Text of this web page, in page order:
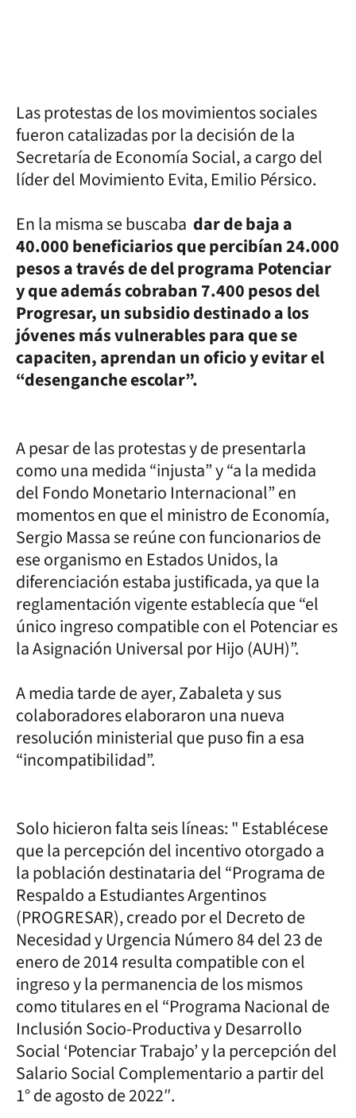
Las protestas de los movimientos sociales
fueron catalizadas por la decisión de la
Secretaría de Economía Social, a cargo del
líder del Movimiento Evita, Emilio Pérsico.
En la misma se buscaba dar de baja a
40.000 beneficiarios que percibían 24.000
pesos a través de del programa Potenciar
y que además cobraban 7.400 pesos del
Progresar, un subsidio destinado a los
jóvenes más vulnerables para que se
capaciten, aprendan un oficio y evitar el
“desenganche escolar”.
A pesar de las protestas y de presentarla
como una medida “injusta” y “a la medida
del Fondo Monetario Internacional” en
momentos en que el ministro de Economía,
Sergio Massa se reúne con funcionarios de
ese organismo en Estados Unidos, la
diferenciación estaba justificada, ya que la
reglamentación vigente establecía que “el
único ingreso compatible con el Potenciar es
la Asignación Universal por Hijo (AUH)”.
A media tarde de ayer, Zabaleta y sus
colaboradores elaboraron una nueva
resolución ministerial que puso fin a esa
“incompatibilidad”.
Solo hicieron falta seis líneas: " Establécese
que la percepción del incentivo otorgado a
la población destinataria del “Programa de
Respaldo a Estudiantes Argentinos
(PROGRESAR), creado por el Decreto de
Necesidad y Urgencia Número 84 del 23 de
enero de 2014 resulta compatible con el
ingreso y la permanencia de los mismos
como titulares en el “Programa Nacional de
Inclusión Socio-Productiva y Desarrollo
Social ‘Potenciar Trabajo’ y la percepción del
Salario Social Complementario a partir del
1° de agosto de 2022″.